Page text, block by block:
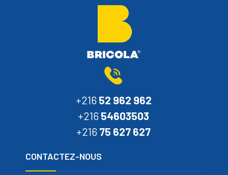
+216 52 962 962
+216 54603503
+216 75 627 627
CONTACTEZ-NOUS